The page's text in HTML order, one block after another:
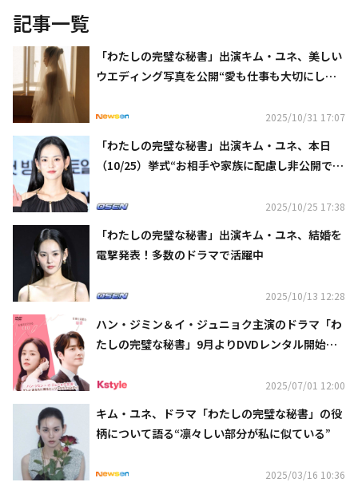
記事一覧
「わたしの完璧な秘書」出演キム・ユネ、美しい
ウエディング写真を公開“愛も仕事も大切にして
2025/10/31 17:07
「わたしの完璧な秘書」出演キム・ユネ、本日
（10/25）挙式“お相手や家族に配慮し非公開で行
2025/10/25 17:38
「わたしの完璧な秘書」出演キム・ユネ、結婚を
電撃発表！多数のドラマで活躍中
2025/10/13 12:28
ハン・ジミン＆イ・ジュニョク主演のドラマ「わ
たしの完璧な秘書」9月よりDVDレンタル開始！D
2025/07/01 12:00
キム・ユネ、ドラマ「わたしの完璧な秘書」の役
柄について語る“凛々しい部分が私に似ている”
2025/03/16 10:36